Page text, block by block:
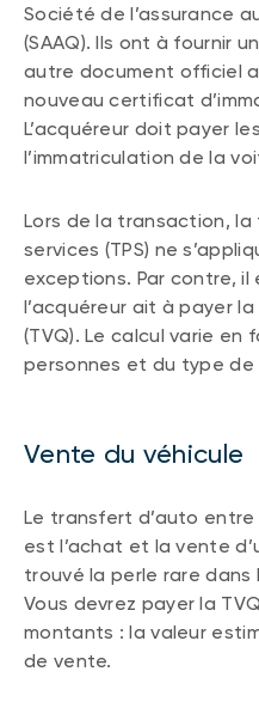
Société de l’assurance
(SAAQ). Ils ont à fournir
autre document officiel
nouveau certificat
L’acquéreur doit payer
l’immatriculation de la
Lors de la transaction,
services (TPS) ne
exceptions. Par contre, il
l’acquéreur ait à payer
(TVQ). Le calcul varie en
personnes et du type
Vente du véhicule
Le transfert d’auto
est l’achat et la vente
trouvé la perle rare
Vous devrez payer la
montants : la valeur
de vente.